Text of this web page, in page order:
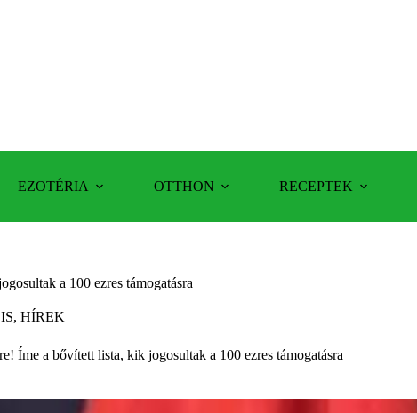
EZOTÉRIA OTTHON RECEPTEK
a 100 ezres támogatásra
, HÍREK
Íme a bővített lista, kik jogosultak a 100 ezres támogatásra